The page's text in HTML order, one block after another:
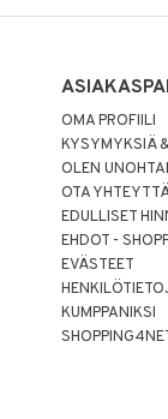
OMA PROFIILI
KYSYMYKSIÄ
OLEN
OTA
EDULLISET
EHDOT -
EVÄSTEET
KUMPPANIKSI